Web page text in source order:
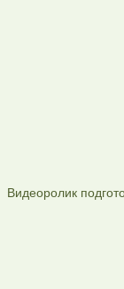
Видеоролик